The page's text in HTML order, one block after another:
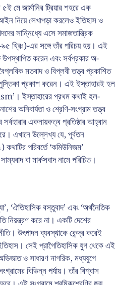
মে জার্মানির ট্রিয়ার শহরে এক
আইন নিয়ে লেখাপড়া করলেও ইতিহাস ও
সান্নিধ্যে এসে সমাজতান্ত্রিক
খ্রিঃ)-এর সঙ্গে তাঁর পরিচয় হয়। এই
উপস্থাপিত করেন এবং সর্বপ্রকার অ-
মতবাদ ও বিপ্লবী তত্ত্ব প্রকাশিত
পুস্তিকা প্রকাশ করেন। এই ইস্তাহারই হল
ইস্তাহারের প্রথম কথাই হল-
অনিবার্যতা ও শ্রেণি-সংগ্রাম তত্ত্ব
একনায়কত্ব প্রতিষ্ঠার আহ্বান
এখানে উল্লেখ্য যে, পূর্বতন
পরিবর্তে ‘কমিউনিজম’
বা মার্কসবাদ নামে পরিচিত।
‘ঐতিহাসিক বস্তুবাদ’ এবং ‘অর্থনৈতিক
নিয়ন্ত্রণ করে না। একটি দেশের
উৎপাদন ব্যবস্থাকে কেন্দ্র করেই
সেই প্রাগৈতিহাসিক যুগ থেকে এই
ও সাধারণ নাগরিক, মধ্যযুগে
বিভিন্ন পর্যায়। তাঁর বিশ্বাস